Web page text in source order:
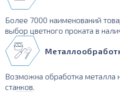
Более 7000 наименований
выбор цветного проката в
Возможна обработка металла
станков.